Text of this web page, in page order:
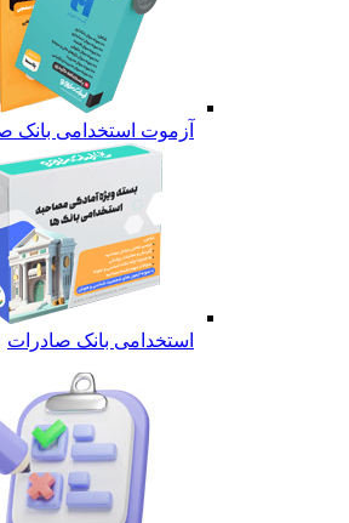
آزموت استخدامی بانک
استخدامی بانک صادرات